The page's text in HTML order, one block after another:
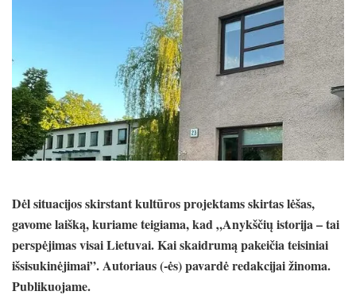
Dėl situacijos skirstant kultūros projektams skirtas lėšas,
gavome laišką, kuriame teigiama, kad „Anykščių istorija – tai
perspėjimas visai Lietuvai. Kai skaidrumą pakeičia teisiniai
išsisukinėjimai”. Autoriaus (-ės) pavardė redakcijai žinoma.
Publikuojame.